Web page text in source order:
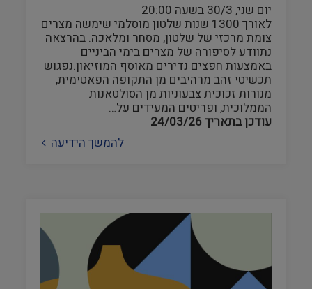
יום שני, 30/3 בשעה 20:00
לאורך 1300 שנות שלטון מוסלמי שימשה מצרים
צומת מרכזי של שלטון, מסחר ומלאכה. בהרצאה
נתוודע לסיפורה של מצרים בימי הביניים
באמצעות חפצים נדירים מאוסף המוזיאון.נפגוש
תכשיטי זהב מרהיבים מן התקופה הפאטימית,
מנורות זכוכית צבעוניות מן הסולטאנות
הממלוכית, ופריטים המעידים על…
עודכן בתאריך 24/03/26
להמשך הידיעה